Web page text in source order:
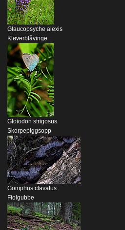
Glaucopsyche alexis
Kløverblåvinge
Gloiodon strigosus
Skorpepiggsopp
Gomphus clavatus
Fiolgubbe